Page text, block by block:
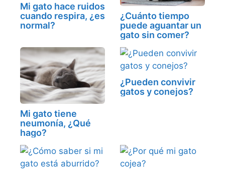
Mi gato hace ruidos
cuando respira, ¿es
normal?
¿Cuánto tiempo
puede aguantar un
gato sin comer?
Mi gato tiene
neumonía, ¿Qué
hago?
¿Pueden convivir
gatos y conejos?